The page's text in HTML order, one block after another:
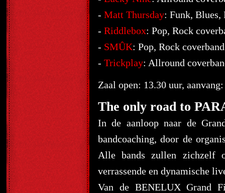
- Matt Thursday: Funk, Blues,
- Riddlebox: Pop, Rock
- SMÛK: Pop, Rock
- Trickplay: Allround
Zaal open: 13.30 uur,
The only road to
In de aanloop naar de
bandcoaching, door de
Alle bands zullen zichzelf
verrassende en dynamische
Van de BENELUX Grand